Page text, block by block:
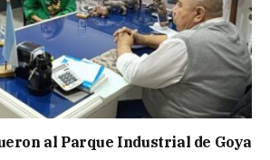
al Parque Industrial de Goya